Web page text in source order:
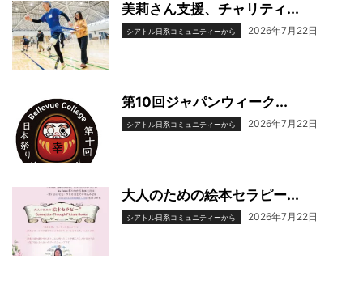
美莉さん支援、チャリティ...
シアトル日系コミュニティーから 2026年7月22日
第10回ジャパンウィーク...
シアトル日系コミュニティーから 2026年7月22日
大人のための絵本セラピー...
シアトル日系コミュニティーから 2026年7月22日